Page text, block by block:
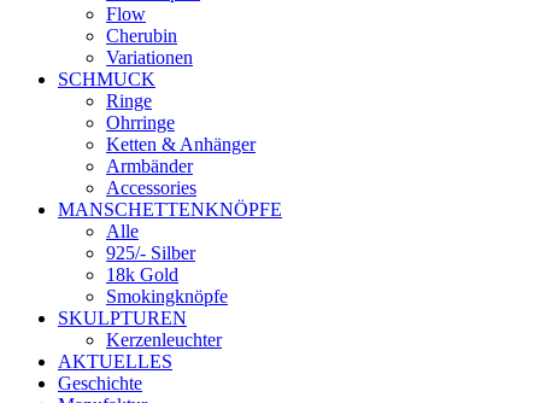
Flow
Cherubin
Variationen
SCHMUCK
Ringe
Ohrringe
Ketten & Anhänger
Armbänder
Accessories
MANSCHETTENKNÖPFE
Alle
925/- Silber
18k Gold
Smokingknöpfe
SKULPTUREN
Kerzenleuchter
AKTUELLES
Geschichte